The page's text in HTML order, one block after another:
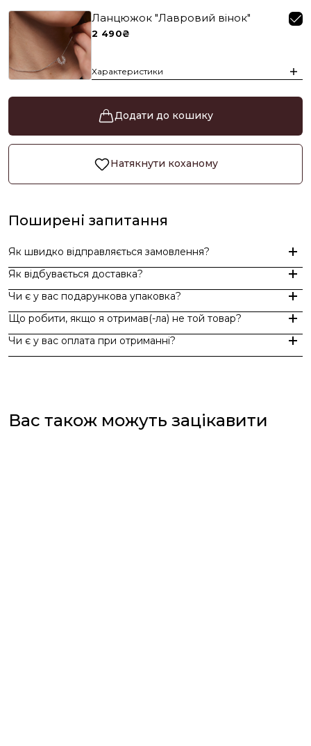
Ланцюжок "Лавровий вінок"
2 490₴
Характеристики
Додати до кошику
Натякнути коханому
Поширені запитання
Як швидко відправляється замовлення?
Замовлення, оформлені до 15:00, відправляються в той же
Індивідуальні замовлення (гравіювання, вироби з перлин
Як відбувається доставка?
Доставка по Україні - Безкоштовно від 3000 грн.
За додаткову по Європі та світу , служба доставки "Укр
Чи є у вас подарункова упаковка?
Так, ми надаємо стильну фірмову упаковку до кожного
Що робити, якщо я отримав(-ла) не той товар?
Чи є у вас оплата при отриманні?
Вас також можуть зацікавити